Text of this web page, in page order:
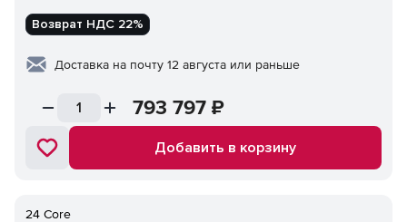
Возврат НДС 22%
Доставка на почту 12 августа или раньше
793 797 ₽
Добавить в корзину
24 Core